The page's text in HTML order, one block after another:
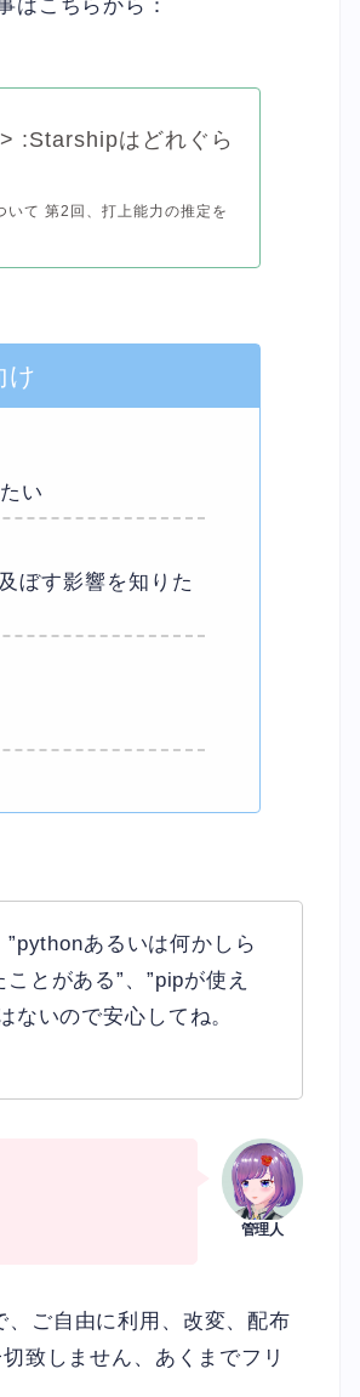
はこちらから：
:Starshipはどれぐら
て 第2回、打上能力の推定を
け
い
ぼす影響を知りた
あるいは何かしら
とがある”、”pipが使え
ないので安心してね。
ご自由に利用、改変、配布
致しません、あくまでフリ